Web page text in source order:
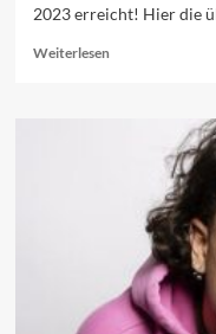
2023 erreicht! Hier die
WeiterlesenRead
Abend